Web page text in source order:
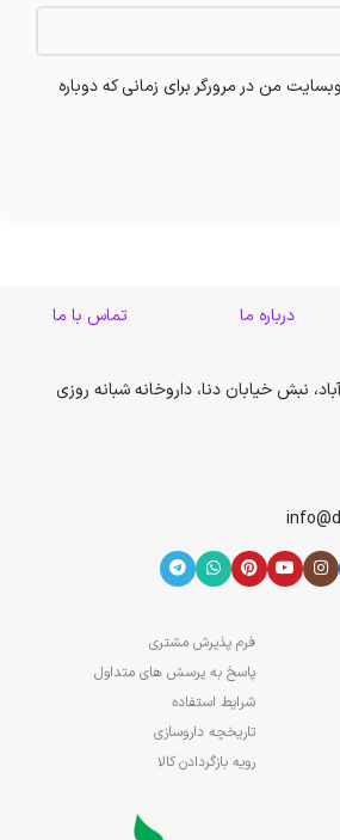
من در مرورگر برای زمانی که دوباره
درباره ما تماس با ما
نبش خیابان دنا، داروخانه شبانه روزی
فرم پذیرش مشتری
پاسخ به پرسش های متداول
شرایط استفاده
تاریخچه داروسازی
رویه بازگردادن کالا